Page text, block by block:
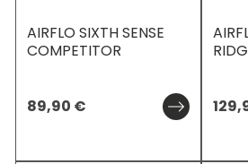
AIRFLO SIXTH SENSE
COMPETITOR
89,90 €